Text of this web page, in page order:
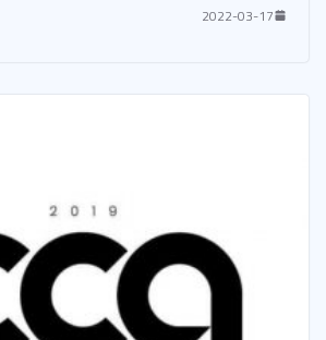
2022-03-17